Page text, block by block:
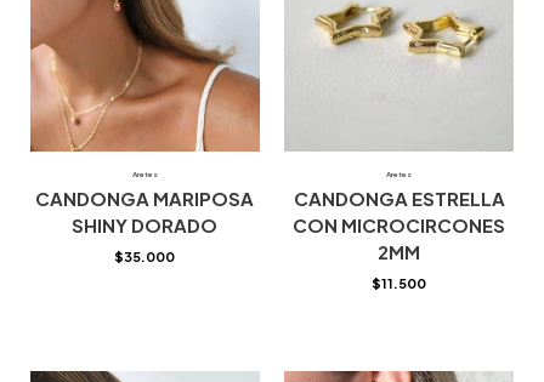
Aretes
CANDONGA MARIPOSA
SHINY DORADO
$35.000
Aretes
CANDONGA ESTRELLA
CON MICROCIRCONES
2MM
$11.500